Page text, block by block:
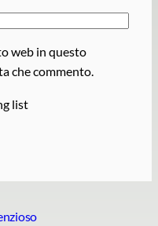
web in questo
che commento.
list